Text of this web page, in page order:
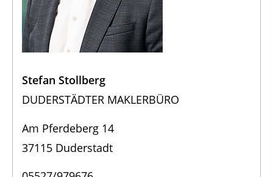
Stefan Stollberg
DUDERSTÄDTER MAKLERBÜRO
Am Pferdeberg 14
37115 Duderstadt